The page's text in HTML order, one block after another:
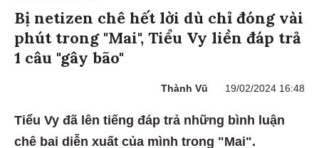
Bị netizen chê hết lời dù chỉ đóng vài
phút trong "Mai", Tiểu Vy liền đáp trả
1 câu "gây bão"
Thành Vũ 19/02/2024 16:48
Tiểu Vy đã lên tiếng đáp trả những bình luận
chê bai diễn xuất của mình trong "Mai".